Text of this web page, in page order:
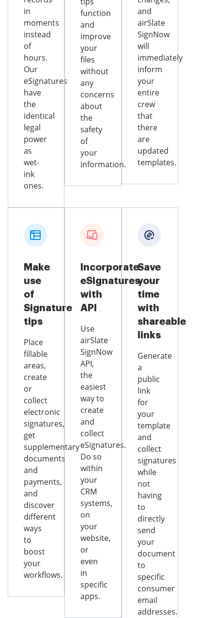
in
moments
instead
of
hours.
Our
eSignatures
have
the
identical
legal
power
as
wet-
ink
ones.
function
and
improve
your
files
without
any
concerns
about
the
safety
of
your
information.
and
airSlate
SignNow
will
immediately
inform
your
entire
crew
that
there
are
updated
templates.
Make
use
of
Signature
tips
Place
fillable
areas,
create
or
collect
electronic
signatures,
get
supplementary
documents
and
payments,
and
discover
different
ways
to
boost
your
workflows.
Incorporate
eSignatures
with
API
Use
airSlate
SignNow
API,
the
easiest
way to
create
and
collect
eSignatures.
Do so
within
your
CRM
systems,
on
your
website,
or
even
in
specific
apps.
Save
your
time
with
shareable
links
Generate
a
public
link
for
your
template
and
collect
signatures
while
not
having
to
directly
send
your
document
to
specific
consumer
email
addresses.